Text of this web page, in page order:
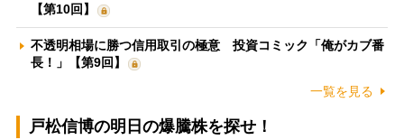
【第10回】
不透明相場に勝つ信用取引の極意 投資コミック「俺がカブ番
長！」【第9回】
一覧を見る
戸松信博の明日の爆騰株を探せ！